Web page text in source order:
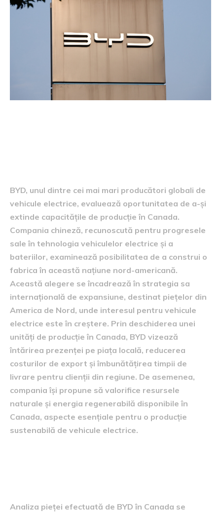
BYD, unul dintre cei mai mari producători globali de
vehicule electrice, evaluează oportunitatea de a-și
extinde capacitățile de producție în Canada.
Compania chineză, recunoscută pentru progresele
sale în tehnologia vehiculelor electrice și a
bateriilor, examinează posibilitatea de a construi o
fabrica în această națiune nord-americană.
Această alegere se încadrează în strategia sa
internațională de expansiune, destinat piețelor din
America de Nord, unde interesul pentru vehicule
electrice este în creștere. Prin deschiderea unei
unități de producție în Canada, BYD vizează
întărirea prezenței pe piața locală, reducerea
costurilor de export și îmbunătățirea timpii de
livrare pentru clienții din regiune. De asemenea,
compania își propune să valorifice resursele
naturale și energia regenerabilă disponibile în
Canada, aspecte esențiale pentru o producție
sustenabilă de vehicule electrice.
Analiza pieței efectuată de BYD în Canada se